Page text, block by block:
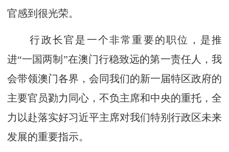
官感到很光荣。
行政长官是一个非常重要的职位，是推
进“一国两制”在澳门行稳致远的第一责任人，我
会带领澳门各界，会同我们的新一届特区政府的
主要官员勠力同心，不负主席和中央的重托，全
力以赴落实好习近平主席对我们特别行政区未来
发展的重要指示。